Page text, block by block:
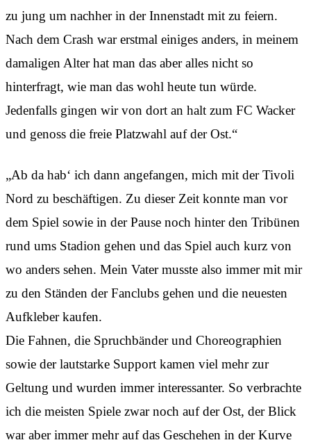
zu jung um nachher in der Innenstadt mit zu feiern.
Nach dem Crash war erstmal einiges anders, in meinem
damaligen Alter hat man das aber alles nicht so
hinterfragt, wie man das wohl heute tun würde.
Jedenfalls gingen wir von dort an halt zum FC Wacker
und genoss die freie Platzwahl auf der Ost.“
„Ab da hab‘ ich dann angefangen, mich mit der Tivoli
Nord zu beschäftigen. Zu dieser Zeit konnte man vor
dem Spiel sowie in der Pause noch hinter den Tribünen
rund ums Stadion gehen und das Spiel auch kurz von
wo anders sehen. Mein Vater musste also immer mit mir
zu den Ständen der Fanclubs gehen und die neuesten
Aufkleber kaufen.
Die Fahnen, die Spruchbänder und Choreographien
sowie der lautstarke Support kamen viel mehr zur
Geltung und wurden immer interessanter. So verbrachte
ich die meisten Spiele zwar noch auf der Ost, der Blick
war aber immer mehr auf das Geschehen in der Kurve